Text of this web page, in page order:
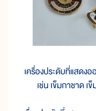
เครื่องประดับที่แสดง
เช่น เข็มกาชาด เ